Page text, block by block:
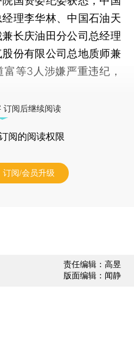
理李华林、中国石油天
长庆油田分公司总经理
份有限公司总地质师兼
等3人涉嫌严重违纪，
订阅后继续阅读
阅的阅读权限
订阅/会员升级
责任编辑：高昱
版面编辑：闻静